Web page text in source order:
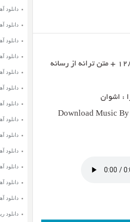
با عنوان بهت مریضم با دو کیفیت ۳۲۰ و ۱۲۸ + متن ترانه از رسانه
: اشوان
Download Music
دانلود
دانلود
دانلود
دانلود
دانلود
دانلود
دانلود
دانلود
دانلود
دانلود
دانلود
دانلود